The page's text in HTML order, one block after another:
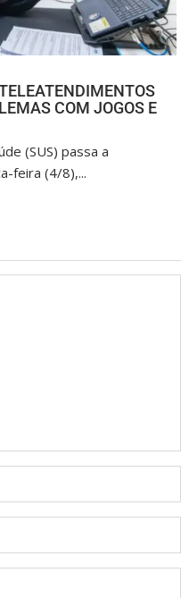
COM JOGOS E
(SUS) passa a
feira (4/8),...